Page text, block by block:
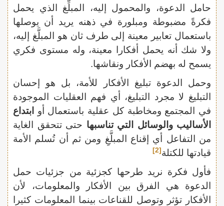
حامل الدعوة، والمحمول إليه، المبلِّغ الذي يحمل
فكرةً مضبوطة ومبلورة في ذهنه يريد أن يوصلها
باستعمال تعابير معينة إلى طرف ثان هو المبلَّغ إليه،
ولا شك أنه يحمل أفكارا معينة، وله مستوى فكري
يسمح له بهضم الأفكار ونقاشها.
وحمل الدعوة تبليغ الأفكار للأمة، بل هو إحسان
التبليغ لا مجرد التبليغ، أي فهم العقليات الموجودة
في المجتمع ومخاطبة كل عقلية باستعمال أو
ابتداع
الأساليب والوسائل التي تناسبها حتى تتحقق الغاية
من التفاعل أي إقناع المبلَّغِ ومن ثم أن تُسلم الأمة
قيادتها للكتلة[2]
فأول فكرة نريد طرحها كجزئية من جزئيات حمل
الدعوة هي الفرق بين الأفكار والمعلومات، لأن
الأفكار تؤثر وتوصل للقناعات بينما المعلومات كثيرا